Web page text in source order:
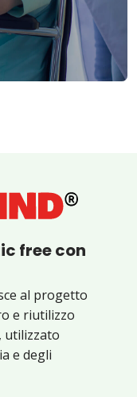
free con
al progetto
e riutilizzo
utilizzato
e degli